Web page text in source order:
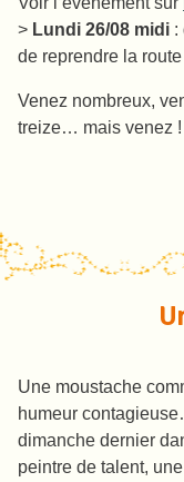
> Lundi 26/08 midi :
de reprendre la route
Venez nombreux,
treize… mais venez !
Une moustache
humeur
dimanche dernier
peintre de talent,